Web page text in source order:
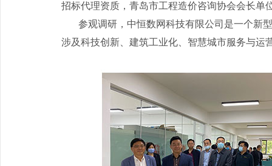
招标代理资质，青岛市工程造价咨询协会会长单
参观调研，中恒数网科技有限公司是一个新型
涉及科技创新、建筑工业化、智慧城市服务与运